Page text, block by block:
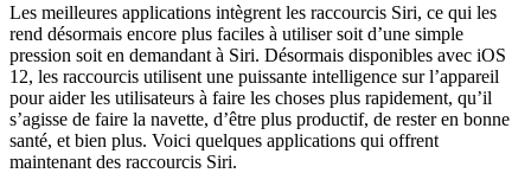
Les meilleures applications intègrent les raccourcis Siri, ce qui les
rend désormais encore plus faciles à utiliser soit d’une simple
pression soit en demandant à Siri. Désormais disponibles avec iOS
12, les raccourcis utilisent une puissante intelligence sur l’appareil
pour aider les utilisateurs à faire les choses plus rapidement, qu’il
s’agisse de faire la navette, d’être plus productif, de rester en bonne
santé, et bien plus. Voici quelques applications qui offrent
maintenant des raccourcis Siri.